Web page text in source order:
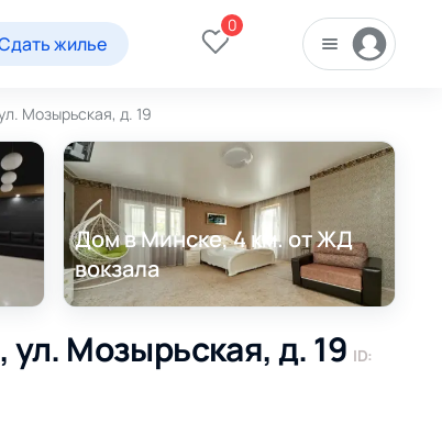
жилье
0
Мозырьская, д. 19
Дом в Минске, 4 км. от ЖД
вокзала
Мозырьская, д. 19 ID: